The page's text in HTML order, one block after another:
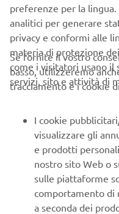
Grazie al test ride
personalmente gli
rispondono alle tue
Ciò ti aiuterà afare una
basarti solo sulle
concessionario Yamaha
su strada, spiegandoti
e gli eventuali trucchi
Non perdere
scoprire il piacere della
Yamaha.
preferenze per la
analitici per generare
privacy e conformi alle
materia di protezione
come i visitatori usano
servizi, sito e attività di
Se fornite il vostro
basso, utilizzeremo
tracciamento e i cookie
I cookie
visualizzare gli
e prodotti
nostro sito Web o
sulle piattaforme
comportamento di
a seconda dei